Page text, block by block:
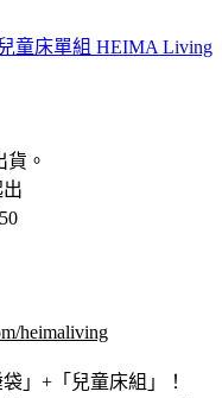
童床單組 HEIMA Living
。
heimaliving
」+「兒童床組」！